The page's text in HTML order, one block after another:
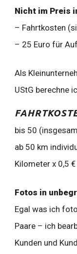
Nicht im Preis
– Fahrtkosten
– 25 Euro für
Als
UStG berechne
bis 50
ab 50 km
Kilometer x 0,5
Fotos in
Egal was ich
Paare – ich
Kunden und